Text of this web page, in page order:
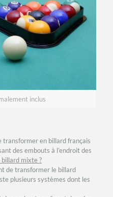
inclus
transformer en billard français
des embouts à l’endroit des
mixte ?
de transformer le billard
plusieurs systèmes dont les